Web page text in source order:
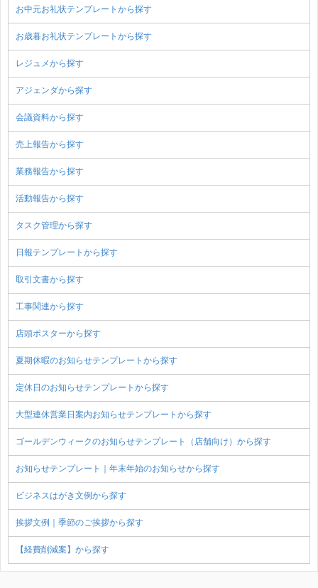
お中元お礼状テンプレートから探す
お歳暮お礼状テンプレートから探す
レジュメから探す
アジェンダから探す
会議資料から探す
売上報告から探す
業務報告から探す
活動報告から探す
タスク管理から探す
日報テンプレートから探す
取引文書から探す
工事関連から探す
店頭ポスターから探す
夏期休暇のお知らせテンプレートから探す
定休日のお知らせテンプレートから探す
大型連休営業日案内お知らせテンプレートから探す
ゴールデンウィークのお知らせテンプレート（店舗向け）から探す
お知らせテンプレート｜年末年始のお知らせから探す
ビジネスはがき文例から探す
挨拶文例｜季節のご挨拶から探す
【経費削減案】から探す